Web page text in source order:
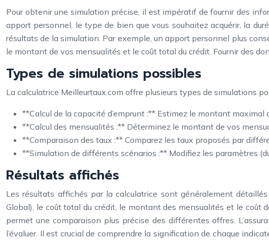
Pour obtenir une simulation précise, il est impératif de fournir des
apport personnel, le type de bien que vous souhaitez acquérir, la
résultats de la simulation. Par exemple, un apport personnel plus
le montant de vos mensualités et le coût total du crédit. Fournir des
Types de simulations possibles
La calculatrice Meilleurtaux.com offre plusieurs types de simulations
**Calcul de la capacité d’emprunt :** Estimez le montant
**Calcul des mensualités :** Déterminez le montant de vos
**Comparaison des taux :** Comparez les taux proposés par
**Simulation de différents scénarios :** Modifiez les paramètres
Résultats affichés
Les résultats affichés par la calculatrice sont généralement
Global), le coût total du crédit, le montant des mensualités et le coût
permet une comparaison plus précise des différentes offres.
l’évaluer. Il est crucial de comprendre la signification de chaque